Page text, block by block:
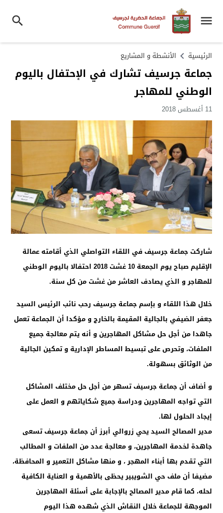
الرئيسية الأنشطة و المشاريع
جماعة جرسيف تشارك في الإحتفال باليوم
الوطني للمهاجر
11 أغسطس 2018
شاركت جماعة جرسيف في اللقاء التواصلي الذي أقامته عمالة
الإقليم صباح يوم الجمعة 10 غشت 2018 احتفالا باليوم الوطني
للمهاجر و الذي يصادف العاشر من غشت من كل سنة.
خلال هذا اللقاء و بإسم جماعة جرسيف رحب نائب الرئيس السيد
جعفر الضيفي بالجالية المقيمة بالخارج و مؤكدا أن الجماعة تعمل
جاهدا من أجل حل مشاكل المهاجرين و أنه يتم معالجة جميع
الملفات، وتحرص على تبسيط المساطر الإدارية و تمكين الجالية
من الوثائق بسهولة.
و أضاف أن جماعة جرسيف تسهر من أجل حل مختلف المشاكل
التي تواجه المهاجرين ودراسة جميع شكاياتهم و العمل على
إيجاد الحلول لها.
مدير المصالح السيد يحي زروالي أبرز أن جماعة جرسيف تسعى
جاهدة لخدمة المهاجرين، و معالجة عدد من الملفات و المطالب
التي تقدم بها أبناء المهجر ، و منها مشاكل التعمير و المحافظة،
مضيفا أن ملف حي الشويبير يحظى بالأهمية و العناية الكافية
لحله، كما قام مدير المصالح بالإجابة على أسئلة المهاجرين
الموجهة للجماعة خلال النقاش الذي شهده هذا اليوم